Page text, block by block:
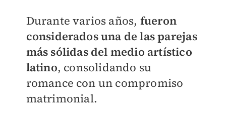
Durante varios años, fueron
considerados una de las parejas
más sólidas del medio artístico
latino, consolidando su
romance con un compromiso
matrimonial.